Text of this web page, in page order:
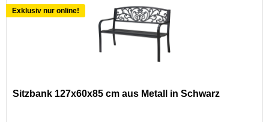
Exklusiv nur online!
Sitzbank 127x60x85 cm aus Metall in Schwarz